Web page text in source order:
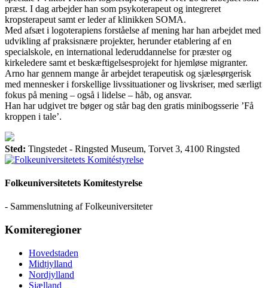
præst. I dag arbejder han som psykoterapeut og integreret
kropsterapeut samt er leder af klinikken SOMA.
Med afsæt i logoterapiens forståelse af mening har han arbejdet med
udvikling af praksisnære projekter, herunder etablering af en
specialskole, en international lederuddannelse for præster og
kirkeledere samt et beskæftigelsesprojekt for hjemløse migranter.
Arno har gennem mange år arbejdet terapeutisk og sjælesørgerisk
med mennesker i forskellige livssituationer og livskriser, med særligt
fokus på mening – også i lidelse – håb, og ansvar.
Han har udgivet tre bøger og står bag den gratis minibogsserie ’Få
kroppen i tale’.
Sted: Tingstedet - Ringsted Museum, Torvet 3, 4100 Ringsted
Folkeuniversitetets Komitestyrelse
- Sammenslutning af Folkeuniversiteter
Komiteregioner
Hovedstaden
Midtjylland
Nordjylland
Sjælland